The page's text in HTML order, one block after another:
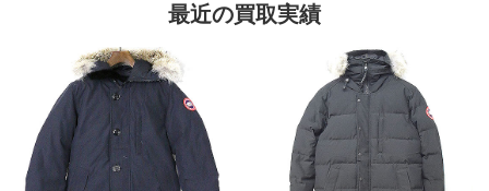
最近の買取実績